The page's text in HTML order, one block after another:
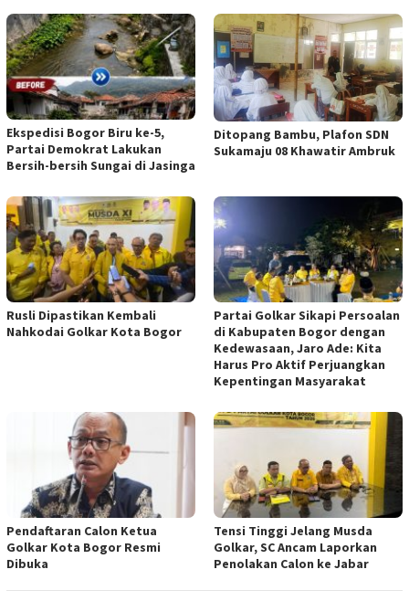
Ekspedisi Bogor Biru ke-5,
Partai Demokrat Lakukan
Bersih-bersih Sungai di Jasinga
Ditopang Bambu, Plafon SDN
Sukamaju 08 Khawatir Ambruk
Rusli Dipastikan Kembali
Nahkodai Golkar Kota Bogor
Partai Golkar Sikapi Persoalan
di Kabupaten Bogor dengan
Kedewasaan, Jaro Ade: Kita
Harus Pro Aktif Perjuangkan
Kepentingan Masyarakat
Pendaftaran Calon Ketua
Golkar Kota Bogor Resmi
Dibuka
Tensi Tinggi Jelang Musda
Golkar, SC Ancam Laporkan
Penolakan Calon ke Jabar